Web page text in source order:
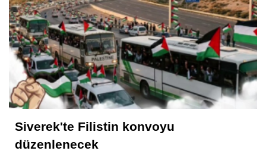
Cemil Yeşildağ
Dersa Mentikî û Lûyê
Mustafa Karadağlı
NİTELİK
Hasan Baydilli
Siverek'te Filistin konvoyu
düzenlenecek